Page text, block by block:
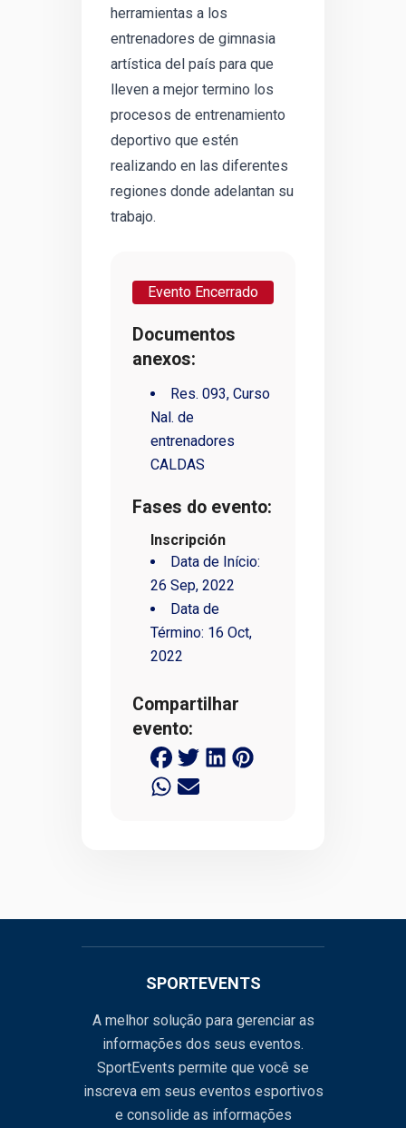
herramientas a los
entrenadores de gimnasia
artística del país para que
lleven a mejor termino los
procesos de entrenamiento
deportivo que estén
realizando en las diferentes
regiones donde adelantan su
trabajo.
Evento Encerrado
Documentos
anexos:
Res. 093, Curso
Nal. de
entrenadores
CALDAS
Fases do evento:
Inscripción
Data de Início:
26 Sep, 2022
Data de
Término: 16 Oct,
2022
Compartilhar
evento:
SPORTEVENTS
A melhor solução para gerenciar as
informações dos seus eventos.
SportEvents permite que você se
inscreva em seus eventos esportivos
e consolide as informações